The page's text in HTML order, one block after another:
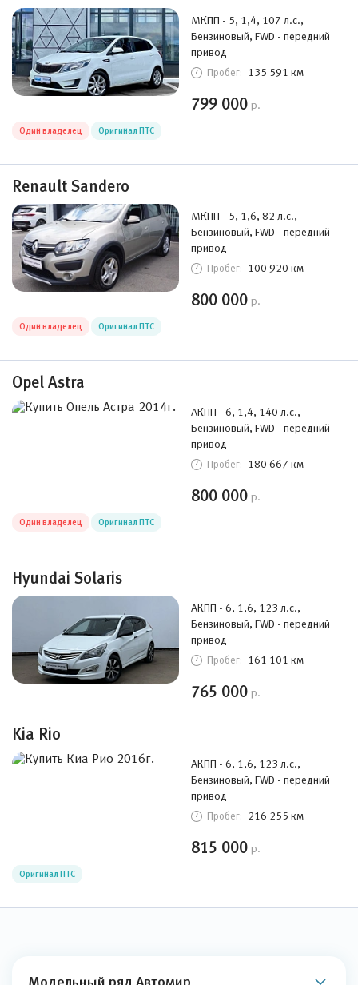
МКПП - 5, 1,4, 107 л.с.,
Бензиновый, FWD - передний
привод
Пробег: 135 591 км
799 000 р.
Один владелец Оригинал ПТС
Renault Sandero
МКПП - 5, 1,6, 82 л.с.,
Бензиновый, FWD - передний
привод
Пробег: 100 920 км
800 000 р.
Один владелец Оригинал ПТС
Opel Astra
АКПП - 6, 1,4, 140 л.с.,
Бензиновый, FWD - передний
привод
Пробег: 180 667 км
800 000 р.
Один владелец Оригинал ПТС
Hyundai Solaris
АКПП - 6, 1,6, 123 л.с.,
Бензиновый, FWD - передний
привод
Пробег: 161 101 км
765 000 р.
Kia Rio
АКПП - 6, 1,6, 123 л.с.,
Бензиновый, FWD - передний
привод
Пробег: 216 255 км
815 000 р.
Оригинал ПТС
Модельный ряд Автомир